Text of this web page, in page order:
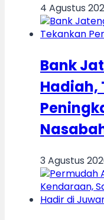
4 Agustus
Bank
Hadiah,
3 Agustus